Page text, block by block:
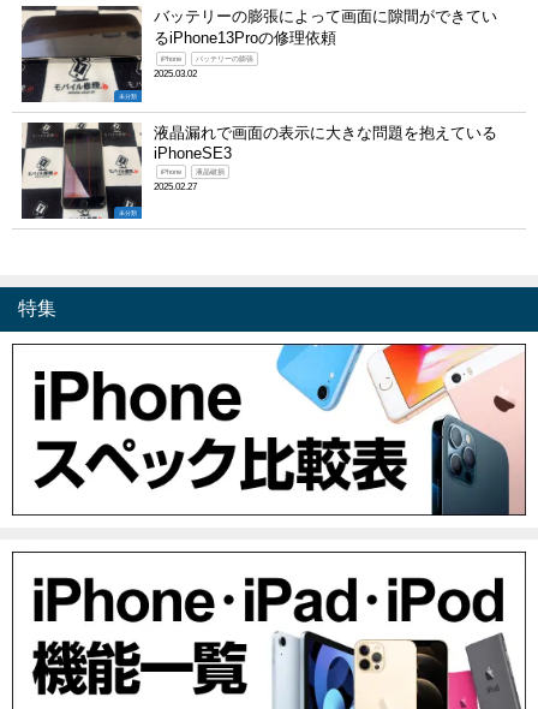
未分類
バッテリーの膨張によって画面に隙間ができてい
るiPhone13Proの修理依頼
iPhone バッテリーの膨張
2025.03.02
未分類
液晶漏れで画面の表示に大きな問題を抱えている
iPhoneSE3
iPhone 液晶破損
2025.02.27
特集